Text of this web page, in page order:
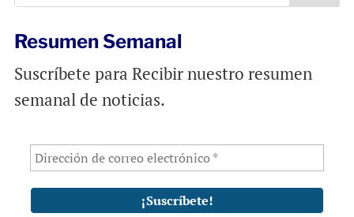
k
p
Resumen Semanal
Suscríbete para Recibir nuestro resumen
semanal de noticias.